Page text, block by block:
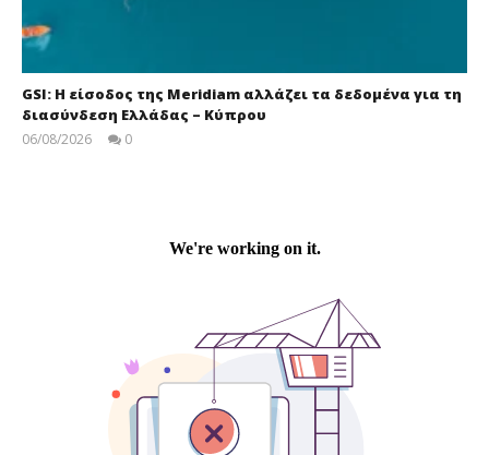
GSI: Η είσοδος της Meridiam αλλάζει τα δεδομένα για τη
διασύνδεση Ελλάδας – Κύπρου
06/08/2026 0